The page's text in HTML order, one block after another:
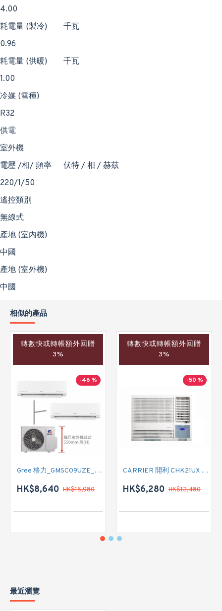
4.00
耗電量 (製冷)
千瓦
0.96
耗電量 (供暖)
千瓦
1.00
冷媒 (雪種)
R32
供電
室外機
電壓 /相/ 頻率
伏特 / 相 / 赫茲
220/1/50
遙控類別
無線式
產地 (室內機)
中國
產地 (室外機)
中國
相似的產品
轉數快或轉帳額外回贈
3%
-46 %
Gree 格力_GMSC09UZE_GMSC12UZE_GMSC18UZC_R32 掛牆變頻式1拖2分體冷氣機 (淨冷型)
HK$8,640 HK$15,980
轉數快或轉帳額外回贈
3%
-50 %
CARRIER 開利 CHK21UX 二匹半 變頻淨冷窗口式冷氣機 (附遙控)
HK$6,280 HK$12,480
最近瀏覽